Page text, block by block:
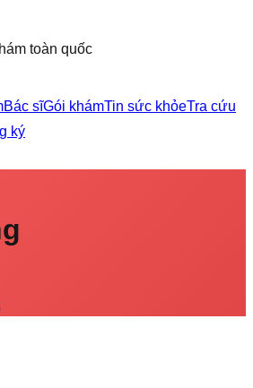
toàn quốc
Bác sĩGói khámTin sức khỏeTra cứu
ký